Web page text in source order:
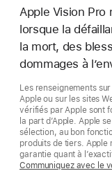
Apple Vision Pro
lorsque la
la mort, des
dommages à
Les renseignements
Apple ou sur les sites
vérifiés par Apple sont
la part d’Apple. Apple
sélection, au bon
produits de tiers. Apple
garantie quant à
Communiquez avec le